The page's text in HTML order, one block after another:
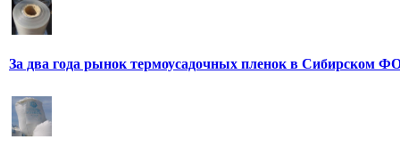
За два года рынок термоусадочных пленок в Сибирском